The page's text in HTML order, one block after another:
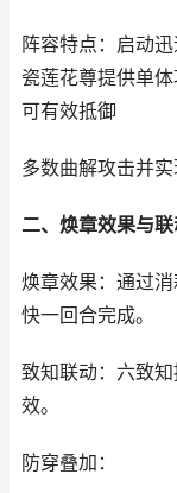
阵容特点：启动
瓷莲花尊提供单
可有效抵御
多数曲解攻击并实
二、焕章效果与联
焕章效果：通过
快一回合完成。
致知联动：六致
效。
防穿叠加：